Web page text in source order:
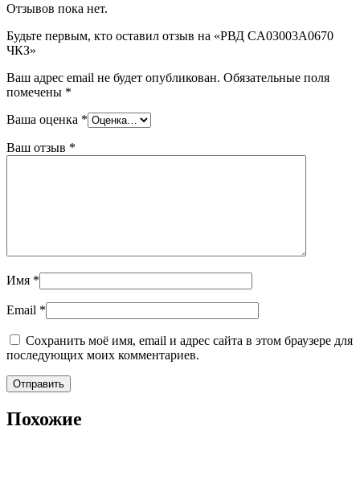
Отзывов пока нет.
Будьте первым, кто оставил отзыв на «РВД CA03003A0670
ЧКЗ»
Ваш адрес email не будет опубликован. Обязательные поля
помечены *
Ваша оценка *
Ваш отзыв *
Имя *
Email *
Сохранить моё имя, email и адрес сайта в этом браузере для
последующих моих комментариев.
Похожие